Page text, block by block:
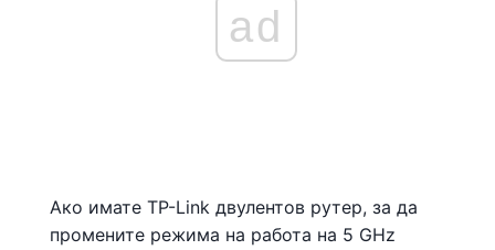
ad
Ако имате TP-Link двулентов рутер, за да
промените режима на работа на 5 GHz